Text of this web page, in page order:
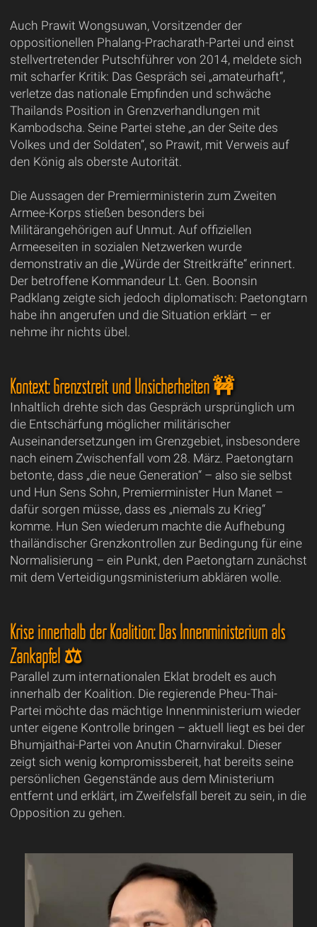
Auch Prawit Wongsuwan, Vorsitzender der
oppositionellen Phalang-Pracharath-Partei und einst
stellvertretender Putschführer von 2014, meldete sich
mit scharfer Kritik: Das Gespräch sei „amateurhaft“,
verletze das nationale Empfinden und schwäche
Thailands Position in Grenzverhandlungen mit
Kambodscha. Seine Partei stehe „an der Seite des
Volkes und der Soldaten“, so Prawit, mit Verweis auf
den König als oberste Autorität.
Die Aussagen der Premierministerin zum Zweiten
Armee-Korps stießen besonders bei
Militärangehörigen auf Unmut. Auf offiziellen
Armeeseiten in sozialen Netzwerken wurde
demonstrativ an die „Würde der Streitkräfte“ erinnert.
Der betroffene Kommandeur Lt. Gen. Boonsin
Padklang zeigte sich jedoch diplomatisch: Paetongtarn
habe ihn angerufen und die Situation erklärt – er
nehme ihr nichts übel.
Kontext: Grenzstreit und Unsicherheiten 🚧
Inhaltlich drehte sich das Gespräch ursprünglich um
die Entschärfung möglicher militärischer
Auseinandersetzungen im Grenzgebiet, insbesondere
nach einem Zwischenfall vom 28. März. Paetongtarn
betonte, dass „die neue Generation“ – also sie selbst
und Hun Sens Sohn, Premierminister Hun Manet –
dafür sorgen müsse, dass es „niemals zu Krieg“
komme. Hun Sen wiederum machte die Aufhebung
thailändischer Grenzkontrollen zur Bedingung für eine
Normalisierung – ein Punkt, den Paetongtarn zunächst
mit dem Verteidigungsministerium abklären wolle.
Krise innerhalb der Koalition: Das Innenministerium als
Zankapfel ⚖️
Parallel zum internationalen Eklat brodelt es auch
innerhalb der Koalition. Die regierende Pheu-Thai-
Partei möchte das mächtige Innenministerium wieder
unter eigene Kontrolle bringen – aktuell liegt es bei der
Bhumjaithai-Partei von Anutin Charnvirakul. Dieser
zeigt sich wenig kompromissbereit, hat bereits seine
persönlichen Gegenstände aus dem Ministerium
entfernt und erklärt, im Zweifelsfall bereit zu sein, in die
Opposition zu gehen.